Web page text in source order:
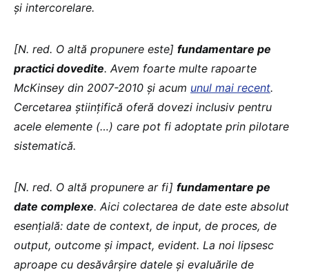
și intercorelare.
[N. red. O altă propunere este] fundamentare pe
practici dovedite. Avem foarte multe rapoarte
McKinsey din 2007-2010 și acum unul mai recent.
Cercetarea științifică oferă dovezi inclusiv pentru
acele elemente (…) care pot fi adoptate prin pilotare
sistematică.
[N. red. O altă propunere ar fi] fundamentare pe
date complexe. Aici colectarea de date este absolut
esențială: date de context, de input, de proces, de
output, outcome și impact, evident. La noi lipsesc
aproape cu desăvârșire datele și evaluările de